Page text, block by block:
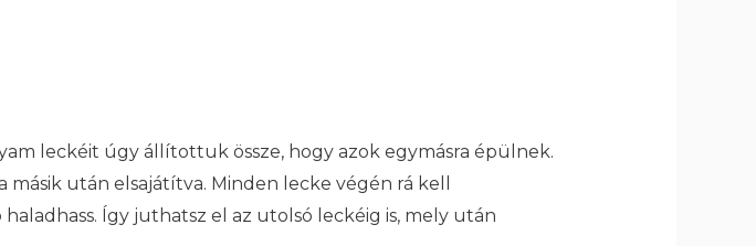
leckéit úgy állítottuk össze, hogy azok egymásra épülnek.
után elsajátítva. Minden lecke végén rá kell
Így juthatsz el az utolsó leckéig is, mely után